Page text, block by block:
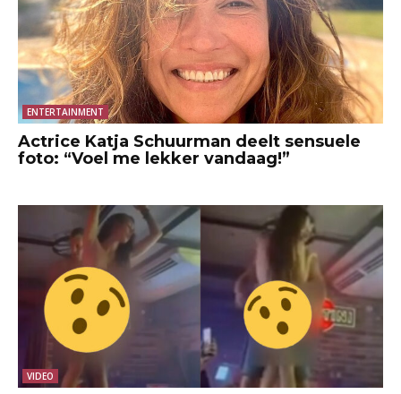
ENTERTAINMENT
Actrice Katja Schuurman deelt sensuele
foto: “Voel me lekker vandaag!”
VIDEO